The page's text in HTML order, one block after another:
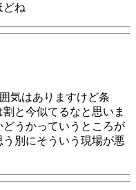
どね
気はありますけど条
と今似てるなと思いま
うかっていうところが
別にそういう現場が悪